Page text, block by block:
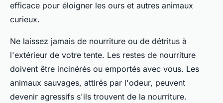
efficace pour éloigner les ours et autres animaux
curieux.
Ne laissez jamais de nourriture ou de détritus à
l'extérieur de votre tente. Les restes de nourriture
doivent être incinérés ou emportés avec vous. Les
animaux sauvages, attirés par l'odeur, peuvent
devenir agressifs s'ils trouvent de la nourriture.